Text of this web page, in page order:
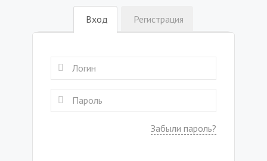
Вход Регистрация
Забыли пароль?